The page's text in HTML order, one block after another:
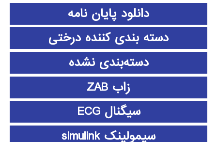
دانلود پايان نامه
دسته بندی کننده درختی
دسته‌بندی نشده
زاب ZAB
سیگنال ECG
سیمولینک simulink